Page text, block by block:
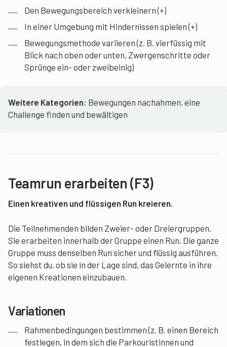
Den Bewegungsbereich verkleinern (+)
In einer Umgebung mit Hindernissen spielen (+)
Bewegungsmethode variieren (z. B. vierfüssig mit
Blick nach oben oder unten, Zwergenschritte oder
Sprünge ein- oder zweibeinig)
Weitere Kategorien: Bewegungen nachahmen, eine
Challenge finden und bewältigen
Teamrun erarbeiten (F3)
Einen kreativen und flüssigen Run kreieren.
Die Teilnehmenden bilden Zweier- oder Dreiergruppen.
Sie erarbeiten innerhalb der Gruppe einen Run. Die ganze
Gruppe muss denselben Run sicher und flüssig ausführen.
So siehst du, ob sie in der Lage sind, das Gelernte in ihre
eigenen Kreationen einzubauen.
Variationen
Rahmenbedingungen bestimmen (z. B. einen Bereich
festlegen, in dem sich die Parkouristinnen und